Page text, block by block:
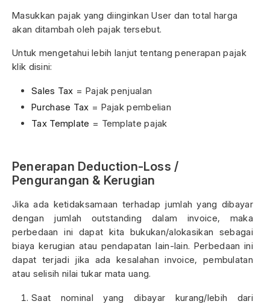
Masukkan pajak yang diinginkan User dan total harga
akan ditambah oleh pajak tersebut.
Untuk mengetahui lebih lanjut tentang penerapan pajak
klik disini:
Sales Tax = Pajak penjualan
Purchase Tax = Pajak pembelian
Tax Template = Template pajak
Penerapan Deduction-Loss /
Pengurangan & Kerugian
Jika ada ketidaksamaan terhadap jumlah yang dibayar
dengan jumlah outstanding dalam invoice, maka
perbedaan ini dapat kita bukukan/alokasikan sebagai
biaya kerugian atau pendapatan lain-lain. Perbedaan ini
dapat terjadi jika ada kesalahan invoice, pembulatan
atau selisih nilai tukar mata uang.
Saat nominal yang dibayar kurang/lebih dari